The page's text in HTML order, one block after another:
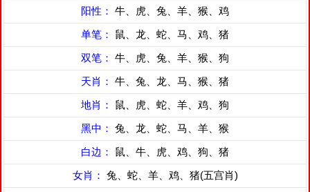
阳性： 牛、虎、兔、羊、猴、鸡
单笔： 鼠、龙、蛇、马、鸡、猪
双笔： 牛、虎、兔、羊、猴、狗
天肖： 牛、兔、龙、马、猴、猪
地肖： 鼠、虎、蛇、羊、鸡、狗
黑中： 兔、龙、蛇、马、羊、猴
白边： 鼠、牛、虎、鸡、狗、猪
女肖： 兔、蛇、羊、鸡、猪(五宫肖)